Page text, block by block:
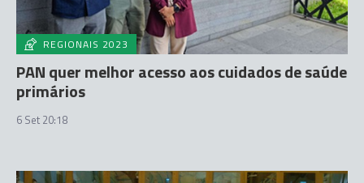
REGIONAIS 2023
PAN quer melhor acesso aos cuidados de saúde
primários
6 Set 20:18